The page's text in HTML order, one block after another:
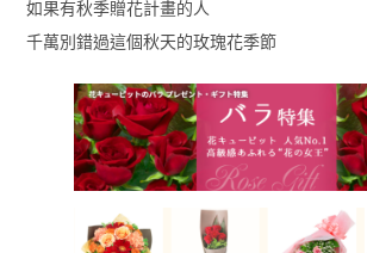
如果有秋季贈花計畫的人
千萬別錯過這個秋天的玫瑰花季節